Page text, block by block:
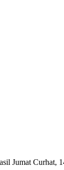
Jumat Curhat,